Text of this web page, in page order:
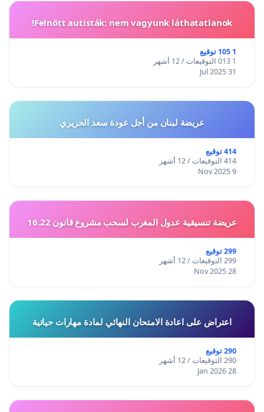
Felnőtt autisták: nem vagyunk láthatatlanok!
1 105 توقيع
1 013 التوقيعات / 12 أشهر
31 Jul 2025
عريضة لبنان من أجل عودة سعد الحريري
414 توقيع
414 التوقيعات / 12 أشهر
9 Nov 2025
عريضة تنسيقية عدول المغرب لسحب مشروع قانون 16.22
299 توقيع
299 التوقيعات / 12 أشهر
28 Nov 2025
اعتراض على اعادة الامتحان النهائي لمادة مهارات حياتية
290 توقيع
290 التوقيعات / 12 أشهر
28 Jan 2026